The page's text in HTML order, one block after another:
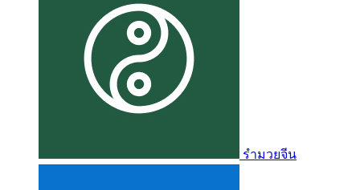
รำมวยจีน